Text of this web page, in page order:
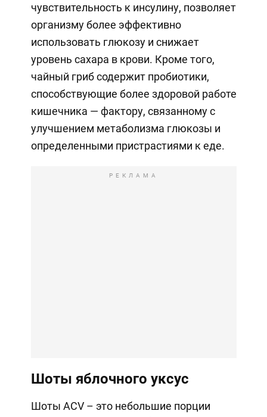
чувствительность к инсулину, позволяет
организму более эффективно
использовать глюкозу и снижает
уровень сахара в крови. Кроме того,
чайный гриб содержит пробиотики,
способствующие более здоровой работе
кишечника — фактору, связанному с
улучшением метаболизма глюкозы и
определенными пристрастиями к еде.
РЕКЛАМА
Шоты яблочного уксус
Шоты ACV – это небольшие порции